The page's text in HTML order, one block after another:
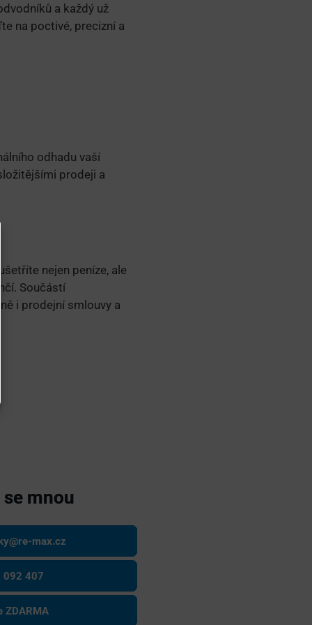
a každý už
na poctivé, precizní a
odhadu vaší
prodeji a
nejen peníze, ale
Součástí
i prodejní smlouvy a
mnou
max.cz
092 407
ZDARMA